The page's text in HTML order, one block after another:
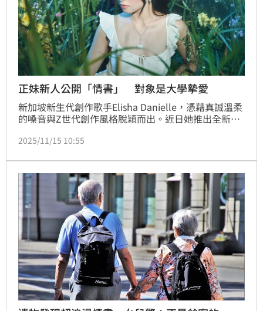
正妹新人公開「情書」 對象是大學摯愛
新加坡新生代創作歌手Elisha Danielle，憑藉真誠溫柔
的嗓音與Z世代創作風格脫穎而出。近日她推出全新英
MV則走進一座神秘花園拍攝長達18小時，但她一點都
的畫面，感覺像是在夢裡拍MV。」
2025/11/15 10:55